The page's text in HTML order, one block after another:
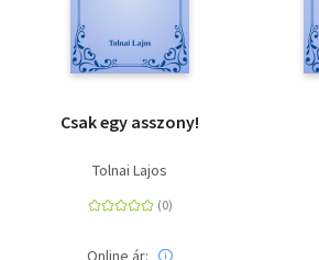
Csak egy asszony!
Tolnai Lajos
Online ár: